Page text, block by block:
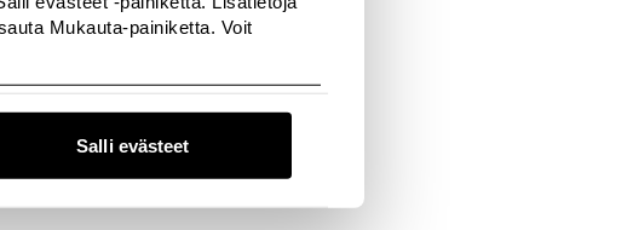
Mukauta-painiketta. Voit
Salli evästeet